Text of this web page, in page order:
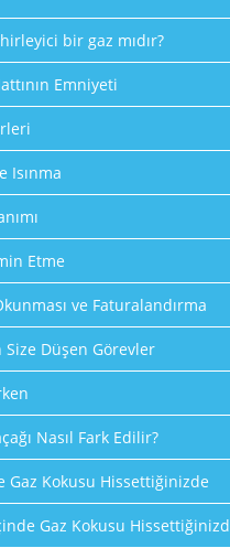
bir gaz mıdır?
Emniyeti
Isınma
Etme
ve Faturalandırma
Size Düşen Görevler
Nasıl Fark Edilir?
Gaz Kokusu Hissettiğinizde
Gaz Kokusu